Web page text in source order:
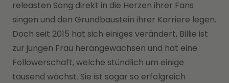
releasten Song direkt in die Herzen ihrer Fans
singen und den Grundbaustein ihrer Karriere legen.
Doch seit 2015 hat sich einiges verändert, Billie ist
zur jungen Frau herangewachsen und hat eine
Followerschaft, welche stündlich um einige
tausend wächst. Sie ist sogar so erfolgreich